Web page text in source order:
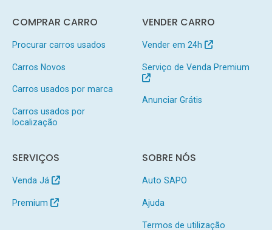
COMPRAR CARRO
Procurar carros usados
Carros Novos
Carros usados por marca
Carros usados por
localização
VENDER CARRO
Vender em 24h
Serviço de Venda Premium
Anunciar Grátis
SERVIÇOS
Venda Já
Premium
SOBRE NÓS
Auto SAPO
Ajuda
Termos de utilização